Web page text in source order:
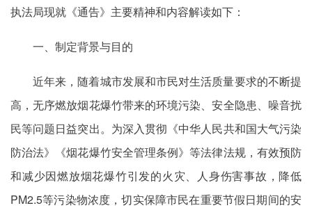
执法局现就《通告》主要精神和内容解读如下：
一、制定背景与目的
近年来，随着城市发展和市民对生活质量要求的不断提
高，无序燃放烟花爆竹带来的环境污染、安全隐患、噪音扰
民等问题日益突出。为深入贯彻《中华人民共和国大气污染
防治法》《烟花爆竹安全管理条例》等法律法规，有效预防
和减少因燃放烟花爆竹引发的火灾、人身伤害事故，降低
PM2.5等污染物浓度，切实保障市民在重要节假日期间的安